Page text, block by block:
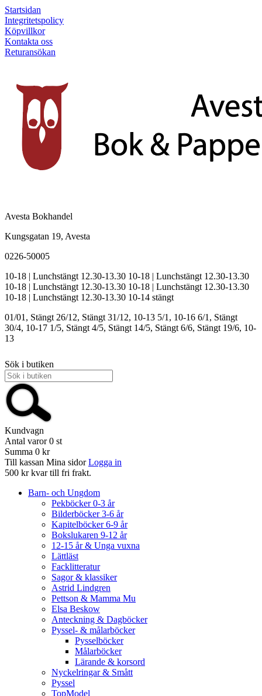
Startsidan
Integritetspolicy
Köpvillkor
Kontakta oss
Returansökan
Avesta Bokhandel
Kungsgatan 19, Avesta
0226-50005
10-18 | Lunchstängt 12.30-13.30 10-18 | Lunchstängt 12.30-13.30
10-18 | Lunchstängt 12.30-13.30 10-18 | Lunchstängt 12.30-13.30
10-18 | Lunchstängt 12.30-13.30 10-14 stängt
01/01, Stängt 26/12, Stängt 31/12, 10-13 5/1, 10-16 6/1, Stängt
30/4, 10-17 1/5, Stängt 4/5, Stängt 14/5, Stängt 6/6, Stängt 19/6, 10-
13
Sök i butiken
Kundvagn
Antal varor 0 st
Summa 0 kr
Till kassan Mina sidor Logga in
500 kr kvar till fri frakt.
Barn- och Ungdom
Pekböcker 0-3 år
Bilderböcker 3-6 år
Kapitelböcker 6-9 år
Bokslukaren 9-12 år
12-15 år & Unga vuxna
Lättläst
Facklitteratur
Sagor & klassiker
Astrid Lindgren
Pettson & Mamma Mu
Elsa Beskow
Anteckning & Dagböcker
Pyssel- & målarböcker
Pysselböcker
Målarböcker
Lärande & korsord
Nyckelringar & Smått
Pyssel
TopModel